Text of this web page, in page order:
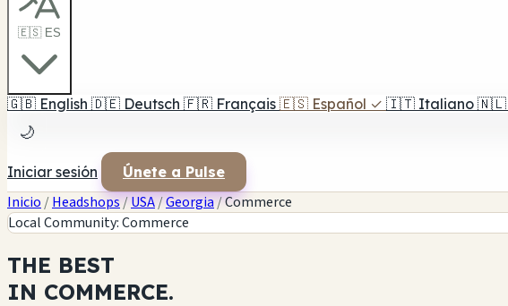
🇪🇸 ES
🇬🇧 English 🇩🇪 Deutsch 🇫🇷 Français 🇪🇸 Español ✓ 🇮🇹 Italiano 🇳🇱
🌙
Iniciar sesión Únete a Pulse
Inicio /Headshops/USA/Georgia/Commerce
Local Community: Commerce
THE BEST
IN COMMERCE.